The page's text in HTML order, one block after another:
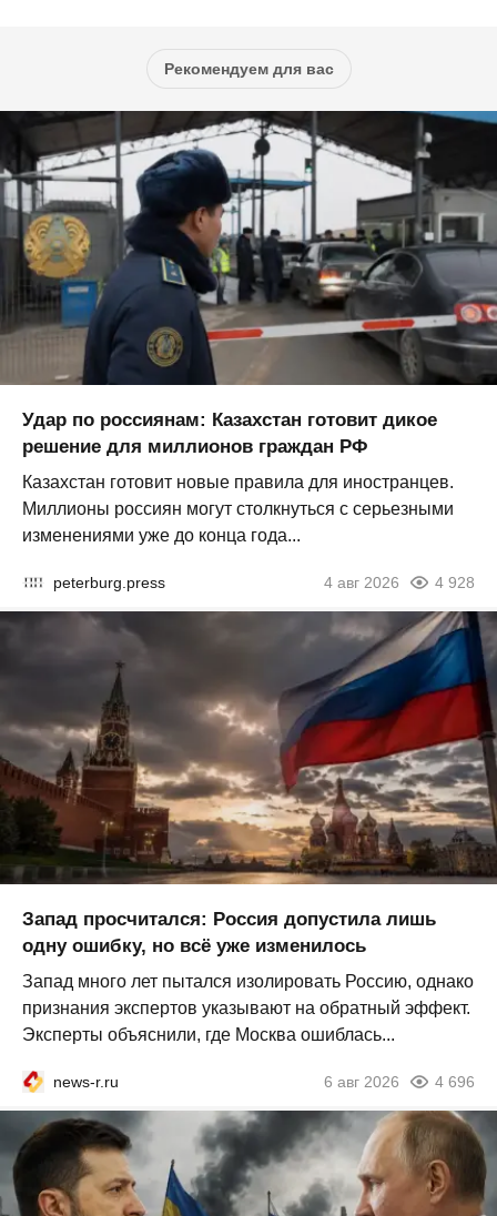
Рекомендуем для вас
Удар по россиянам: Казахстан готовит дикое
решение для миллионов граждан РФ
Казахстан готовит новые правила для иностранцев.
Миллионы россиян могут столкнуться с серьезными
изменениями уже до конца года...
peterburg.press 4 авг 2026 4 928
Запад просчитался: Россия допустила лишь
одну ошибку, но всё уже изменилось
Запад много лет пытался изолировать Россию, однако
признания экспертов указывают на обратный эффект.
Эксперты объяснили, где Москва ошиблась...
news-r.ru 6 авг 2026 4 696